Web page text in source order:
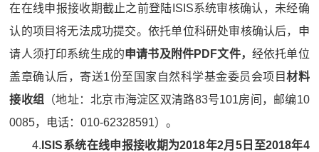
在在线申报接收期截止之前登陆ISIS系统审核确认，未经确
认的项目将无法成功提交。依托单位科研处审核确认后，申
请人须打印系统生成的申请书及附件PDF文件， 经依托单位
盖章确认后，寄送1份至国家自然科学基金委员会项目材料
接收组
（地址：北京市海淀区双清路83号101房间，邮编10
0085，电话：010-62328591）。
4. ISIS系统在线申报接收期为2018年2月 5日至2018年4